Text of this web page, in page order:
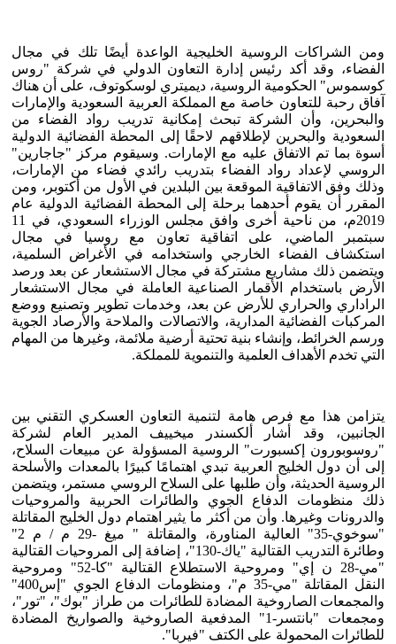
ومن الشراكات الروسية الخليجية الواعدة أيضًا تلك في مجال
الفضاء، وقد أكد رئيس إدارة التعاون الدولي في شركة "روس
كوسموس" الحكومية الروسية، ديميتري لوسكوتوف، على أن هناك
آفاق رحبة للتعاون خاصة مع المملكة العربية السعودية والإمارات
والبحرين، وأن الشركة تبحث إمكانية تدريب رواد الفضاء من
السعودية والبحرين لإطلاقهم لاحقًا إلى المحطة الفضائية الدولية
أسوة بما تم الاتفاق عليه مع الإمارات. وسيقوم مركز "جاجارين"
الروسي لإعداد رواد الفضاء بتدريب رائدي فضاء من الإمارات،
وذلك وفق الاتفاقية الموقعة بين البلدين في الأول من أكتوبر، ومن
المقرر أن يقوم أحدهما برحلة إلى المحطة الفضائية الدولية عام
2019م، من ناحية أخرى وافق مجلس الوزراء السعودي، في 11
سبتمبر الماضي، على اتفاقية تعاون مع روسيا في مجال
استكشاف الفضاء الخارجي واستخدامه في الأغراض السلمية،
ويتضمن ذلك مشاريع مشتركة في مجال الاستشعار عن بعد ورصد
الأرض باستخدام الأقمار الصناعية العاملة في مجال الاستشعار
الراداري والحراري للأرض عن بعد، وخدمات تطوير وتصنيع ووضع
المركبات الفضائية المدارية، والاتصالات والملاحة والأرصاد الجوية
ورسم الخرائط، وإنشاء بنية تحتية أرضية ملائمة، وغيرها من المهام
التي تخدم الأهداف العلمية والتنموية للمملكة.
يتزامن هذا مع فرص هامة لتنمية التعاون العسكري التقني بين
الجانبين، وقد أشار ألكسندر ميخييف المدير العام لشركة
"روسوبورون إكسبورت" الروسية المسؤولة عن مبيعات السلاح،
إلى أن دول الخليج العربية تبدي اهتمامًا كبيرًا بالمعدات والأسلحة
الروسية الحديثة، وأن طلبها على السلاح الروسي مستمر، ويتضمن
ذلك منظومات الدفاع الجوي والطائرات الحربية والمروحيات
والدرونات وغيرها. وأن من أكثر ما يثير اهتمام دول الخليج المقاتلة
"سوخوي-35" العالية المناورة، والمقاتلة " ميغ -29 م / م 2"
وطائرة التدريب القتالية "ياك-130"، إضافة إلى المروحيات القتالية
"مي-28 ن إي" ومروحية الاستطلاع القتالية "كا-52" ومروحية
النقل المقاتلة "مي-35 م"، ومنظومات الدفاع الجوي "إس400"
والمجمعات الصاروخية المضادة للطائرات من طراز "بوك"، "تور"،
ومجمعات "بانتسر-1" المدفعية الصاروخية والصواريخ المضادة
للطائرات المحمولة على الكتف "فيربا".